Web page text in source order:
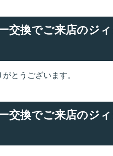
交換でご来店のジ
とうございます。
交換でご来店のジ